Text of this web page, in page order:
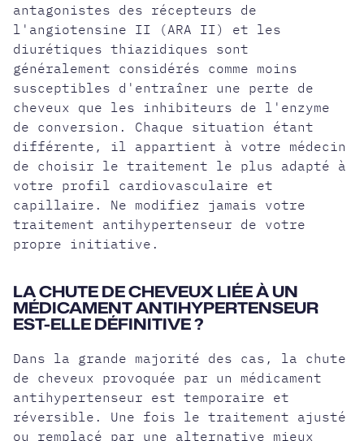
antagonistes des récepteurs de
l'angiotensine II (ARA II) et les
diurétiques thiazidiques sont
généralement considérés comme moins
susceptibles d'entraîner une perte de
cheveux que les inhibiteurs de l'enzyme
de conversion. Chaque situation étant
différente, il appartient à votre médecin
de choisir le traitement le plus adapté à
votre profil cardiovasculaire et
capillaire. Ne modifiez jamais votre
traitement antihypertenseur de votre
propre initiative.
LA CHUTE DE CHEVEUX LIÉE À UN
MÉDICAMENT ANTIHYPERTENSEUR
EST-ELLE DÉFINITIVE ?
Dans la grande majorité des cas, la chute
de cheveux provoquée par un médicament
antihypertenseur est temporaire et
réversible. Une fois le traitement ajusté
ou remplacé par une alternative mieux